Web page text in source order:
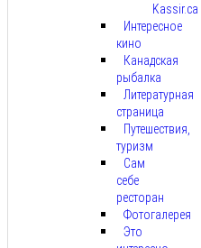
Kassir.ca
Интересное
кино
Канадская
рыбалка
Литературная
страница
Путешествия,
туризм
Сам
себе
ресторан
Фотогалерея
Это